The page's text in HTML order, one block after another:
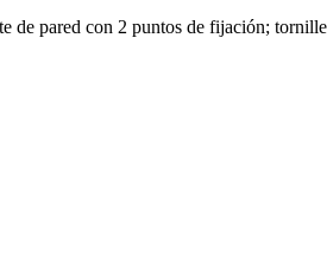
de pared con 2 puntos de fijación;